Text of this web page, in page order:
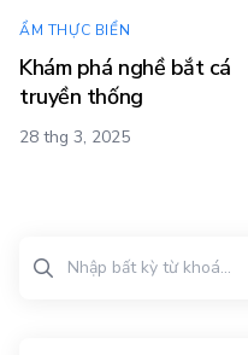
ẨM THỰC BIỂN
Khám phá nghề bắt cá
truyền thống
28 thg 3, 2025